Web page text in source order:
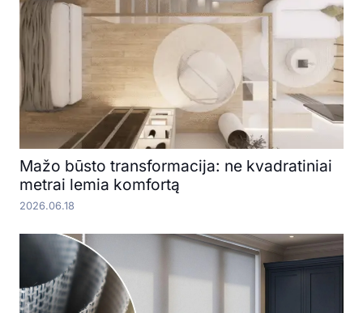
Mažo būsto transformacija: ne kvadratiniai
metrai lemia komfortą
2026.06.18